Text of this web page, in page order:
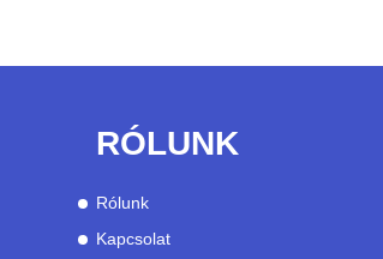
RÓLUNK
Rólunk
Kapcsolat